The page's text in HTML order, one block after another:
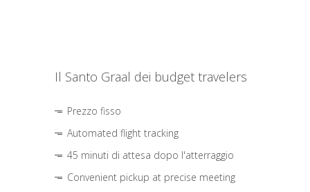
Il Santo Graal dei budget travelers
Prezzo fisso
Automated flight tracking
45 minuti di attesa dopo l'atterraggio
Convenient pickup at precise meeting